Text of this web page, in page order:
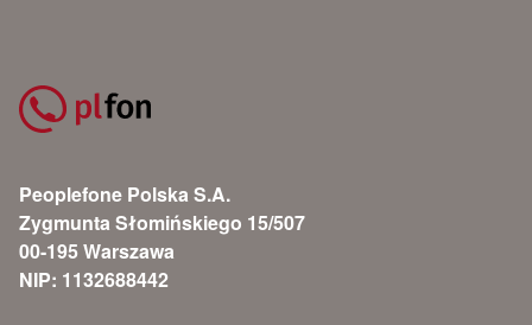
Peoplefone Polska S.A.
Zygmunta Słomińskiego 15/507
00-195 Warszawa
NIP: 1132688442